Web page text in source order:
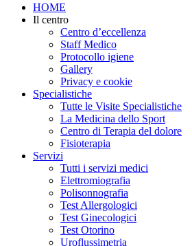
Menu
HOME
Il centro
Centro d’eccellenza
Staff Medico
Protocollo igiene
Gallery
Privacy e cookie
Specialistiche
Tutte le Visite Specialistiche
La Medicina dello Sport
Centro di Terapia del dolore
Fisioterapia
Servizi
Tutti i servizi medici
Elettromiografia
Polisonnografia
Test Allergologici
Test Ginecologici
Test Otorino
Uroflussimetria